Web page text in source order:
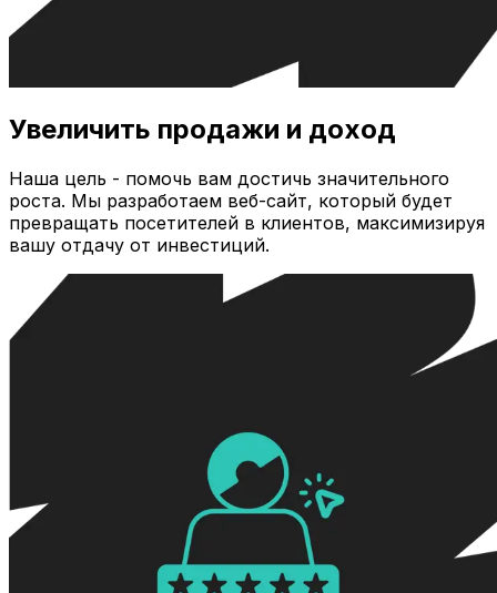
Увеличить продажи и доход
Наша цель - помочь вам достичь значительного
роста. Мы разработаем веб-сайт, который будет
превращать посетителей в клиентов, максимизируя
вашу отдачу от инвестиций.